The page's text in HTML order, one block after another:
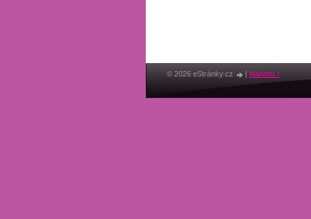
© 2026 eStránky.cz | Nahoru ↑